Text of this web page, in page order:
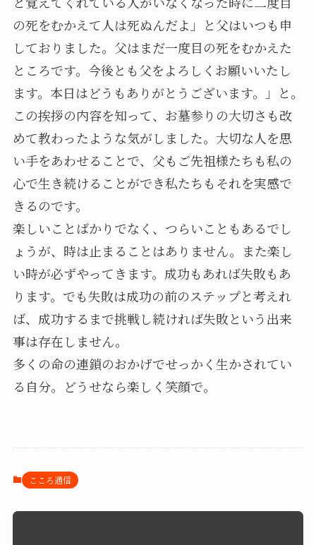
の死をむかえて人は死ぬんだよ」と父はいつも申
しておりました。父はまだ一度目の死をむかえた
ところです。今後とも父をよろしくお願いいたし
ます。本日はどうもありがとうございます。」と。
この挨拶の内容を知って、お墓参りの大切さも改
めて教わったような気がしました。大切な人を思
い手をあわせることで、父もご先祖様たちも私の
心で生き続けることができ私たちもそれを実感で
きるのです。
楽しいことばかりでなく、つらいこともあるでし
ょうが、時は止まることはありません。また楽し
い時が必ずやってきます。成功もあれば失敗もあ
ります。でも失敗は成功の前のステップと考えれ
ば、成功するまで挑戦し続ければ失敗という出来
事は存在しません。
多くの命の連鎖のおかげでせっかく生かされてい
る自分。どうせなら楽しく笑顔で。
こころ通信